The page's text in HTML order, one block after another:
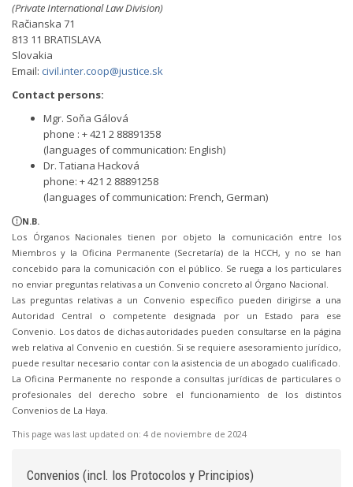
(Private International Law Division)
Račianska 71
813 11 BRATISLAVA
Slovakia
Email: civil.inter.coop@justice.sk
Contact persons:
Mgr. Soňa Gálová
phone : + 421 2 88891358
(languages of communication: English)
Dr. Tatiana Hacková
phone: + 421 2 88891258
(languages of communication: French, German)
N.B.
Los Órganos Nacionales tienen por objeto la comunicación entre los
Miembros y la Oficina Permanente (Secretaría) de la HCCH, y no se han
concebido para la comunicación con el público. Se ruega a los particulares
no enviar preguntas relativas a un Convenio concreto al Órgano Nacional.
Las preguntas relativas a un Convenio específico pueden dirigirse a una
Autoridad Central o competente designada por un Estado para ese
Convenio. Los datos de dichas autoridades pueden consultarse en la página
web relativa al Convenio en cuestión. Si se requiere asesoramiento jurídico,
puede resultar necesario contar con la asistencia de un abogado cualificado.
La Oficina Permanente no responde a consultas jurídicas de particulares o
profesionales del derecho sobre el funcionamiento de los distintos
Convenios de La Haya.
This page was last updated on: 4 de noviembre de 2024
Convenios (incl. los Protocolos y Principios)